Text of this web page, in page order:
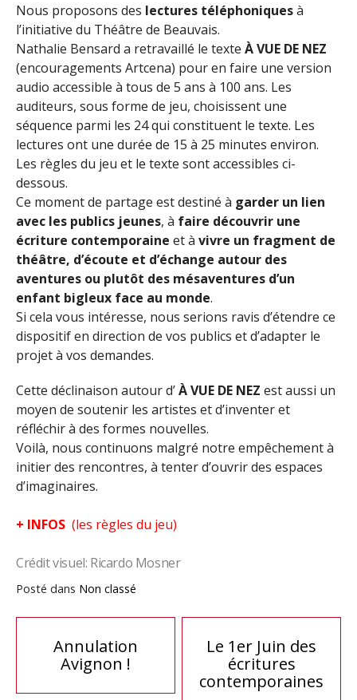
Nous proposons des lectures téléphoniquesà
l’initiative du Théâtre de Beauvais.
Nathalie Bensard a retravaillé le texte À VUE DE NEZ
(encouragements Artcena) pour en faire une version
audio accessible à tous de 5 ans à 100 ans. Les
auditeurs, sous forme de jeu, choisissent une
séquence parmi les 24 qui constituent le texte. Les
lectures ont une durée de 15 à 25 minutes environ.
Les règles du jeu et le texte sont accessibles ci-
dessous.
Ce moment de partage est destiné à garder un lien
avec les publics jeunes, à faire découvrir une
écriture contemporaine et à vivre un fragment de
théâtre, d’écoute et d’échange autour des
aventures ou plutôt des mésaventures d’un
enfant bigleux face au monde.
Si cela vous intéresse, nous serions ravis d’étendre ce
dispositif en direction de vos publics et d’adapter le
projet à vos demandes.
Cette déclinaison autour d’À VUE DE NEZ est aussi un
moyen de soutenir les artistes et d’inventer et
réfléchir à des formes nouvelles.
Voilà, nous continuons malgré notre empêchement à
initier des rencontres, à tenter d’ouvrir des espaces
d’imaginaires.
+ INFOS (les règles du jeu)
Crédit visuel: Ricardo Mosner
Posté dans Non classé
Navigation
Annulation
Avignon !
Le 1er Juin des
écritures
contemporaines